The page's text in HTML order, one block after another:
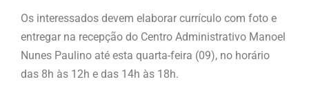
Os interessados devem elaborar currículo com foto e
entregar na recepção do Centro Administrativo Manoel
Nunes Paulino até esta quarta-feira (09), no horário
das 8h às 12h e das 14h às 18h.